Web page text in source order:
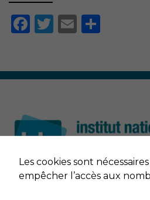
Facebook
Twitter
Email
Les cookies sont
empêcher l’accès aux